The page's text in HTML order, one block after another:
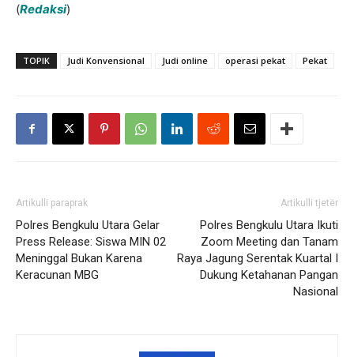
(Redaksi)
TOPIK Judi Konvensional Judi online operasi pekat Pekat
Artikulli paraprak
Polres Bengkulu Utara Gelar
Press Release: Siswa MIN 02
Meninggal Bukan Karena
Keracunan MBG
Artikulli tjetër
Polres Bengkulu Utara Ikuti
Zoom Meeting dan Tanam
Raya Jagung Serentak Kuartal I
Dukung Ketahanan Pangan
Nasional